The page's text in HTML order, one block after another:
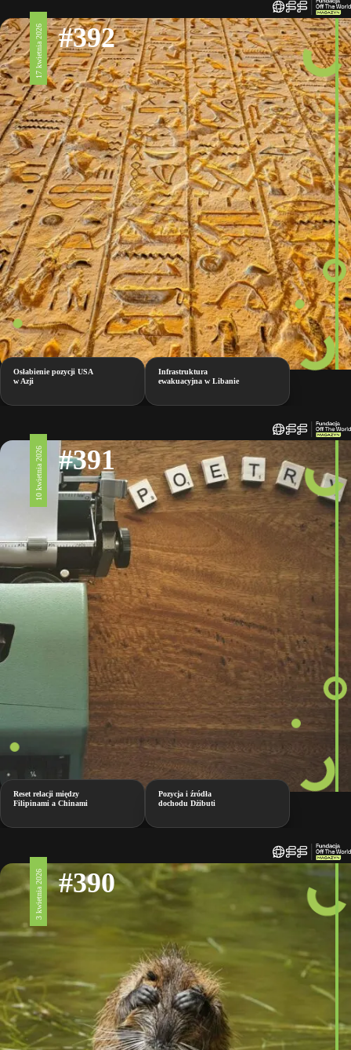
17 kwietnia 2026 #392
Osłabienie pozycji USA
w Azji
Infrastruktura
ewakuacyjna w Libanie
10 kwietnia 2026 #391
Reset relacji między
Filipinami a Chinami
Pozycja i źródła
dochodu Dżibuti
3 kwietnia 2026 #390